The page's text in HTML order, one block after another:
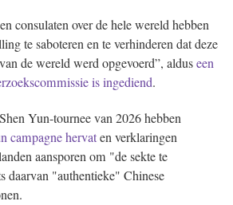
consulaten over de hele wereld hebben
te saboteren en te verhinderen dat deze
de wereld werd opgevoerd”, alduseen
is ingediend.
Yun-tournee van 2026 hebben
campagne hervaten verklaringen
aansporen om "de sekte te
daarvan "authentieke" Chinese